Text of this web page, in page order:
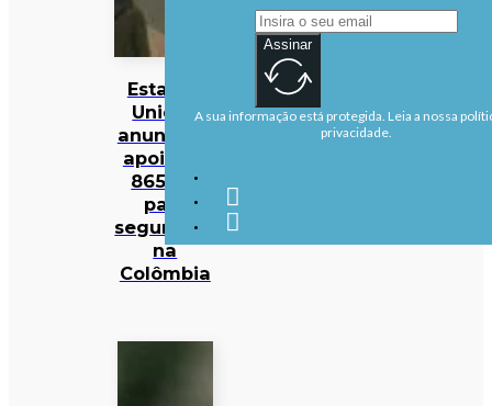
Estados
Unidos
anunciam
apoio de
865 ME
para
segurança
na
Colômbia
Assinar
A sua informação está protegida. Leia a nossa
privacidade.